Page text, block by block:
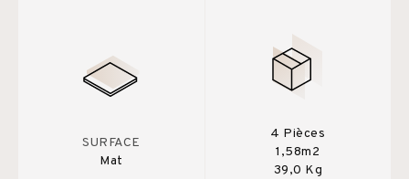
SURFACE
Mat
4 Pièces
1,58m2
39,0 Kg